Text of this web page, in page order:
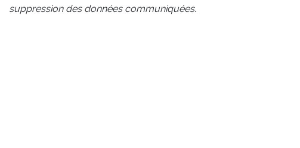
suppression des données communiquées.